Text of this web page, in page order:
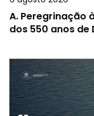
A. Peregrinação
dos 550 anos